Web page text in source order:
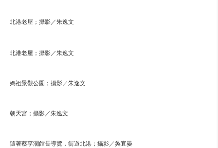
北港老屋；攝影／朱逸文
北港老屋；攝影／朱逸文
媽祖景觀公園；攝影／朱逸文
朝天宮；攝影／朱逸文
隨著蔡享潤館長導覽，街遊北港；攝影／吳宜晏